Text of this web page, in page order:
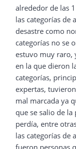
alrededor de las
las categorías de
desastre como
categorías no se
estuvo muy raro,
en la que dieron
categorías,
expertas,
mal marcada ya
que se salio de
perdía, entre
las categorías de